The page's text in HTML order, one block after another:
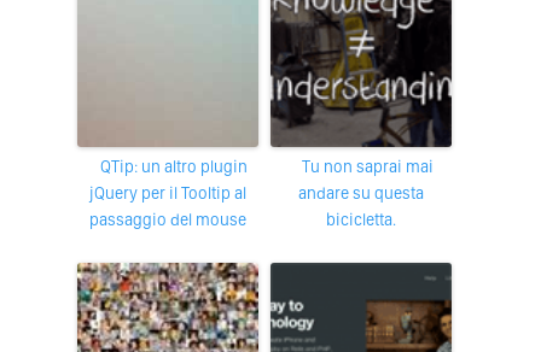
qTip: un altro plugin
jQuery per il Tooltip al
passaggio del mouse
Tu non saprai mai
andare su questa
bicicletta.